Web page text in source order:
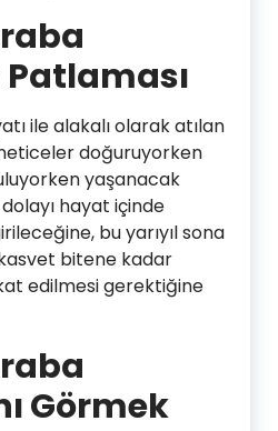
ile alakalı olarak atılan
doğuruyorken
yaşanacak
hayat içinde
bu yarıyıl sona
bitene kadar
edilmesi gerektiğine
Görmek